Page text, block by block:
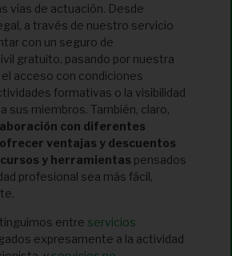
vías de actuación. Desde
a través de nuestro servicio
con un seguro de
gratuito, pasando por nuestra
el acceso con condiciones
formativas o la visibilidad
sus miembros. También, claro,
con diferentes
ventajas y descuentos
y herramientas pensados
profesional sea más fácil,
entre servicios
expresamente a la actividad